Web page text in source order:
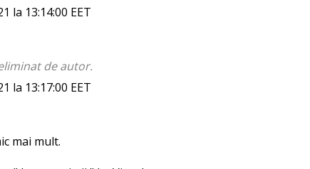
la 13:14:00 EET
de autor.
la 13:17:00 EET
mai mult.